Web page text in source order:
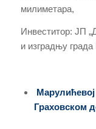
милиметара,
Инвеститор: ЈП
и изградњу града
Граховском